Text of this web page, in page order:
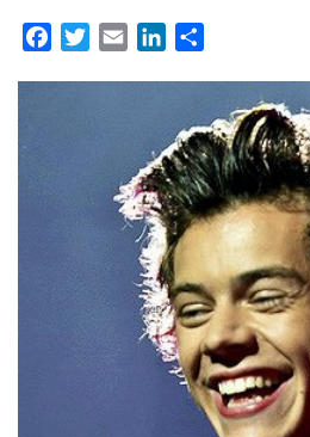
FacebookTwitterEmail LinkedIn